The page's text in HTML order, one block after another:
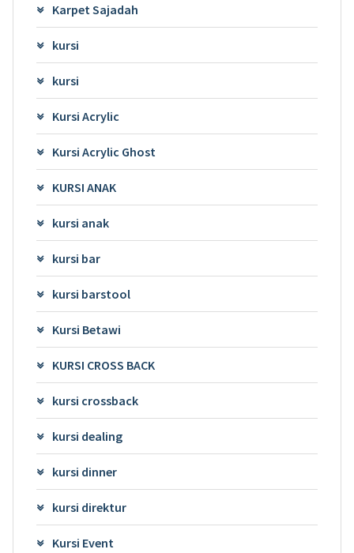
Karpet Sajadah
kursi
kursi
Kursi Acrylic
Kursi Acrylic Ghost
KURSI ANAK
kursi anak
kursi bar
kursi barstool
Kursi Betawi
KURSI CROSS BACK
kursi crossback
kursi dealing
kursi dinner
kursi direktur
Kursi Event